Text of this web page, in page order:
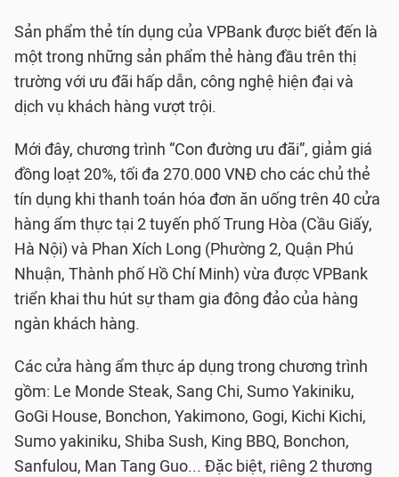
Sản phẩm thẻ tín dụng của VPBank được biết đến là
một trong những sản phẩm thẻ hàng đầu trên thị
trường với ưu đãi hấp dẫn, công nghệ hiện đại và
dịch vụ khách hàng vượt trội.
Mới đây, chương trình “Con đường ưu đãi”, giảm giá
đồng loạt 20%, tối đa 270.000 VNĐ cho các chủ thẻ
tín dụng khi thanh toán hóa đơn ăn uống trên 40 cửa
hàng ẩm thực tại 2 tuyến phố Trung Hòa (Cầu Giấy,
Hà Nội) và Phan Xích Long (Phường 2, Quận Phú
Nhuận, Thành phố Hồ Chí Minh) vừa được VPBank
triển khai thu hút sự tham gia đông đảo của hàng
ngàn khách hàng.
Các cửa hàng ẩm thực áp dụng trong chương trình
gồm: Le Monde Steak, Sang Chi, Sumo Yakiniku,
GoGi House, Bonchon, Yakimono, Gogi, Kichi Kichi,
Sumo yakiniku, Shiba Sush, King BBQ, Bonchon,
Sanfulou, Man Tang Guo... Đặc biệt, riêng 2 thương